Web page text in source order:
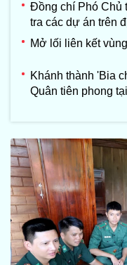
Đồng chí Phó Chủ
tra các dự án trên
Mở lối liên kết
Khánh thành 'Bia
Quân tiên phong